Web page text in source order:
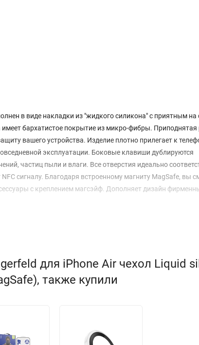
в виде накладки из "жидкого силикона" с приятным
бархатистое покрытие из микро-фибры. Приподнятая
вашего устройства. Изделие плотно прилегает к
эксплуатации. Боковые клавиши дублируются
частиц пыли и влаги. Все отверстия идеально
сигналу. Благодаря встроенному магниту MagSafe, вы
с креплением магсэйф. Дополняет дизайн
для iPhone Air чехол Liquid
также купили